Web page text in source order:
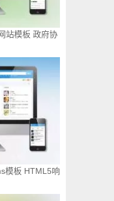
站模板 政府协
模板 HTML5响